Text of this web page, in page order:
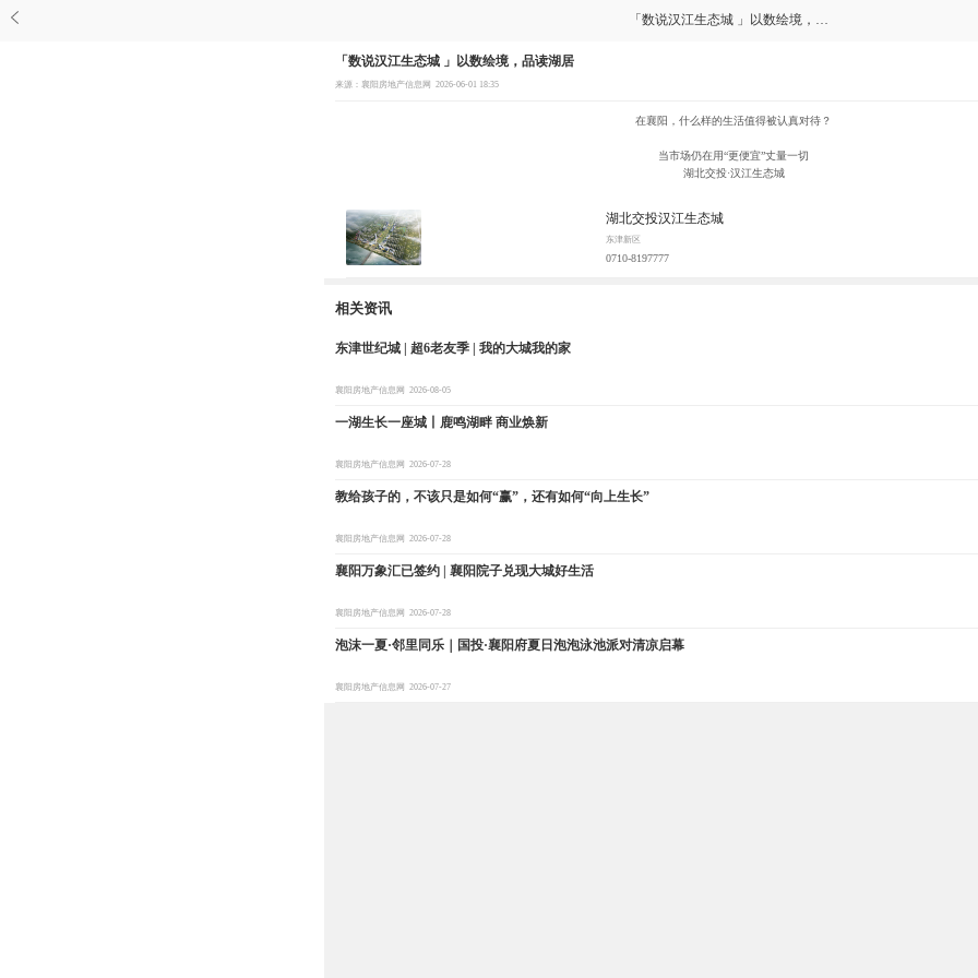
「数说汉江生态城 」以数绘境，品读湖居
「数说汉江生态城 」以数绘境，品读湖居
来源：襄阳房地产信息网 2026-06-01 18:35
在襄阳，什么样的生活值得被认真对待？
当市场仍在用“更便宜”丈量一切
湖北交投·汉江生态城
湖北交投汉江生态城
东津新区
0710-8197777
相关资讯
东津世纪城 | 超6老友季 | 我的大城我的家
襄阳房地产信息网 2026-08-05
一湖生长一座城丨鹿鸣湖畔 商业焕新
襄阳房地产信息网 2026-07-28
教给孩子的，不该只是如何“赢”，还有如何“向上生长”
襄阳房地产信息网 2026-07-28
襄阳万象汇已签约 | 襄阳院子兑现大城好生活
襄阳房地产信息网 2026-07-28
泡沫一夏·邻里同乐｜国投·襄阳府夏日泡泡泳池派对清凉启幕
襄阳房地产信息网 2026-07-27